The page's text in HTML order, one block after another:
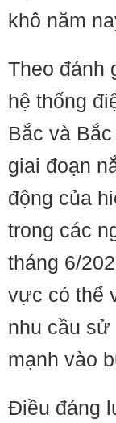
khô năm
Theo đánh
hệ thống
Bắc và
giai đoạn
động của
trong các
tháng 6/
vực có thể
nhu cầu sử
mạnh vào
Điều đáng